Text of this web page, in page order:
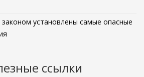
установлены самые опасные
ссылки